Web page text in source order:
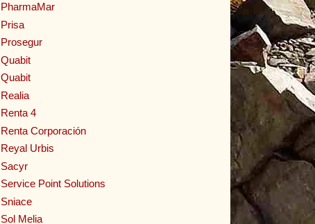
PharmaMar
Prisa
Prosegur
Quabit
Quabit
Realia
Renta 4
Renta Corporación
Reyal Urbis
Sacyr
Service Point Solutions
Sniace
Sol Melia